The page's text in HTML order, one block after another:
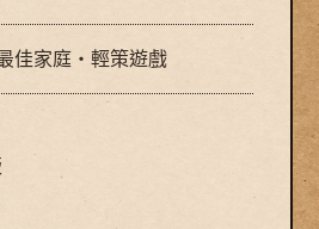
佳家庭・輕策遊戲